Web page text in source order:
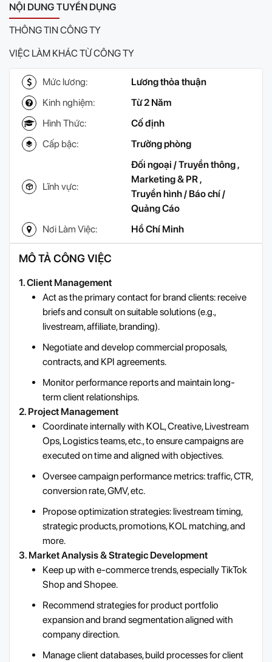
NỘI DUNG TUYỂN DỤNG
THÔNG TIN CÔNG TY
VIỆC LÀM KHÁC TỪ CÔNG TY
Mức lương:
Lương thỏa thuận
Kinh nghiệm:
Từ 2 Năm
Hình Thức:
Cố định
Cấp bậc:
Trưởng phòng
Lĩnh vực:
Đối ngoại / Truyền thông,
Marketing & PR,
Truyền hình / Báo chí /
Quảng Cáo
Nơi Làm Việc:
Hồ Chí Minh
MÔ TẢ CÔNG VIỆC
1. Client Management
Act as the primary contact for brand clients: receive
briefs and consult on suitable solutions (e.g.,
livestream, affiliate, branding).
Negotiate and develop commercial proposals,
contracts, and KPI agreements.
Monitor performance reports and maintain long-
term client relationships.
2. Project Management
Coordinate internally with KOL, Creative, Livestream
Ops, Logistics teams, etc., to ensure campaigns are
executed on time and aligned with objectives.
Oversee campaign performance metrics: traffic, CTR,
conversion rate, GMV, etc.
Propose optimization strategies: livestream timing,
strategic products, promotions, KOL matching, and
more.
3. Market Analysis & Strategic Development
Keep up with e-commerce trends, especially TikTok
Shop and Shopee.
Recommend strategies for product portfolio
expansion and brand segmentation aligned with
company direction.
Manage client databases, build processes for client